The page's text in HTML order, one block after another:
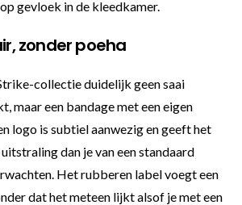
gevloek in de kleedkamer.
zonder poeha
collectie duidelijk geen saai
maar een bandage met een eigen
logo is subtiel aanwezig en geeft het
dan je van een standaard
Het rubberen label voegt een
dat het meteen lijkt alsof je met een